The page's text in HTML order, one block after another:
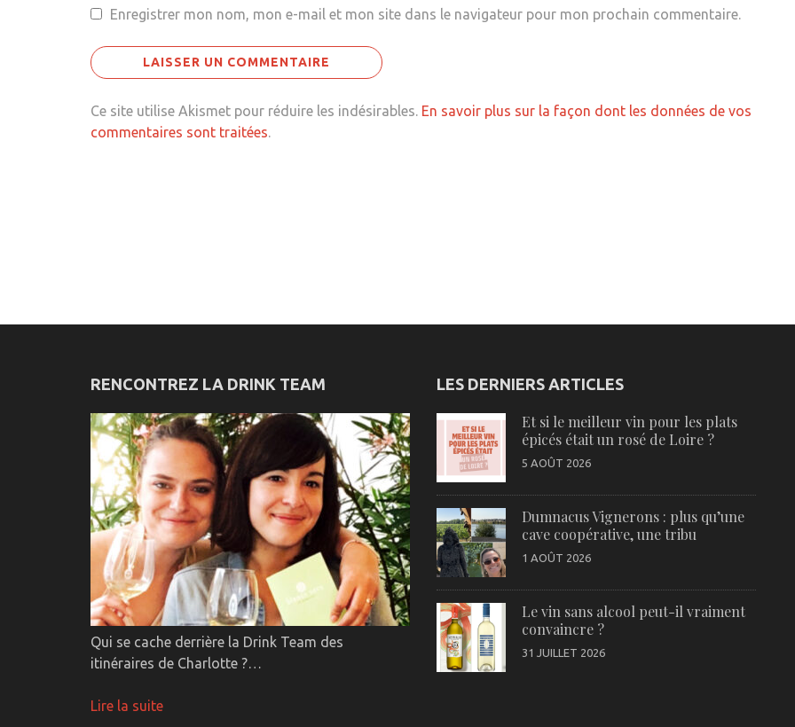
Enregistrer mon nom, mon e-mail et mon site dans le navigateur pour mon prochain commentaire.
Ce site utilise Akismet pour réduire les indésirables. En savoir plus sur la façon dont les données de vos
commentaires sont traitées.
RENCONTREZ LA DRINK TEAM
Qui se cache derrière la Drink Team des
itinéraires de Charlotte ?…
Lire la suite
LES DERNIERS ARTICLES
Et si le meilleur vin pour les plats
épicés était un rosé de Loire ?
5 AOÛT 2026
Dumnacus Vignerons : plus qu’une
cave coopérative, une tribu
1 AOÛT 2026
Le vin sans alcool peut-il vraiment
convaincre ?
31 JUILLET 2026